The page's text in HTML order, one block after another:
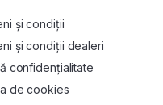
și condiții
și condiții dealeri
confidențialitate
de cookies